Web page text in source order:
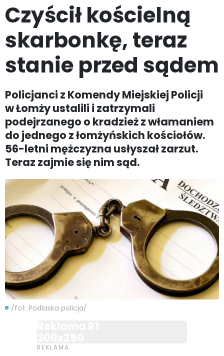
Czyścił kościelną
skarbonkę, teraz
stanie przed sądem
Policjanci z Komendy Miejskiej Policji
w Łomży ustalili i zatrzymali
podejrzanego o kradzież z włamaniem
do jednego z łomżyńskich kościołów.
56-letni mężczyzna usłyszał zarzut.
Teraz zajmie się nim sąd.
/fot. Podlaska policja/